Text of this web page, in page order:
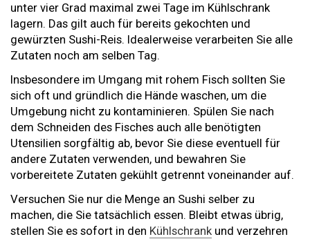
unter vier Grad maximal zwei Tage im Kühlschrank
lagern. Das gilt auch für bereits gekochten und
gewürzten Sushi-Reis. Idealerweise verarbeiten Sie alle
Zutaten noch am selben Tag.
Insbesondere im Umgang mit rohem Fisch sollten Sie
sich oft und gründlich die Hände waschen, um die
Umgebung nicht zu kontaminieren. Spülen Sie nach
dem Schneiden des Fisches auch alle benötigten
Utensilien sorgfältig ab, bevor Sie diese eventuell für
andere Zutaten verwenden, und bewahren Sie
vorbereitete Zutaten gekühlt getrennt voneinander auf.
Versuchen Sie nur die Menge an Sushi selber zu
machen, die Sie tatsächlich essen. Bleibt etwas übrig,
stellen Sie es sofort in den Kühlschrank und verzehren